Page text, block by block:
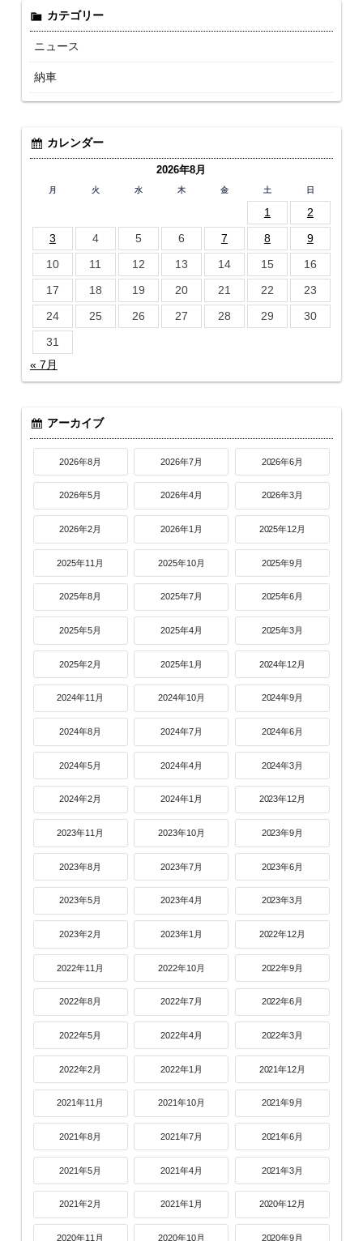
カテゴリー
ニュース
納車
カレンダー
2026年8月
月 火 水 木 金 土 日
1
2
3
4 5 6 7 8
9
10
11 12 13 14 15
16
17
18 19 20 21 22
23
24
25 26 27 28 29
30
31
« 7月
アーカイブ
2026年8月 2026年7月 2026年6月
2026年5月 2026年4月 2026年3月
2026年2月 2026年1月 2025年12月
2025年11月 2025年10月 2025年9月
2025年8月 2025年7月 2025年6月
2025年5月 2025年4月 2025年3月
2025年2月 2025年1月 2024年12月
2024年11月 2024年10月 2024年9月
2024年8月 2024年7月 2024年6月
2024年5月 2024年4月 2024年3月
2024年2月 2024年1月 2023年12月
2023年11月 2023年10月 2023年9月
2023年8月 2023年7月 2023年6月
2023年5月 2023年4月 2023年3月
2023年2月 2023年1月 2022年12月
2022年11月 2022年10月 2022年9月
2022年8月 2022年7月 2022年6月
2022年5月 2022年4月 2022年3月
2022年2月 2022年1月 2021年12月
2021年11月 2021年10月 2021年9月
2021年8月 2021年7月 2021年6月
2021年5月 2021年4月 2021年3月
2021年2月 2021年1月 2020年12月
2020年11月 2020年10月 2020年9月